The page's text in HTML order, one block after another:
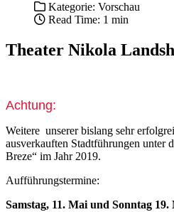
Kategorie: Vorschau
Read Time: 1 min
Theater Nikola
Achtung:
Weitere unserer bislang sehr
ausverkauften Stadtführungen unter
Breze“ im Jahr 2019.
Aufführungstermine:
Samstag, 11. Mai und Sonntag 19.